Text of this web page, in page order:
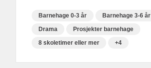
Barnehage 0-3 år
Barnehage 3-6 år
Drama
Prosjekter barnehage
8 skoletimer eller mer
+4